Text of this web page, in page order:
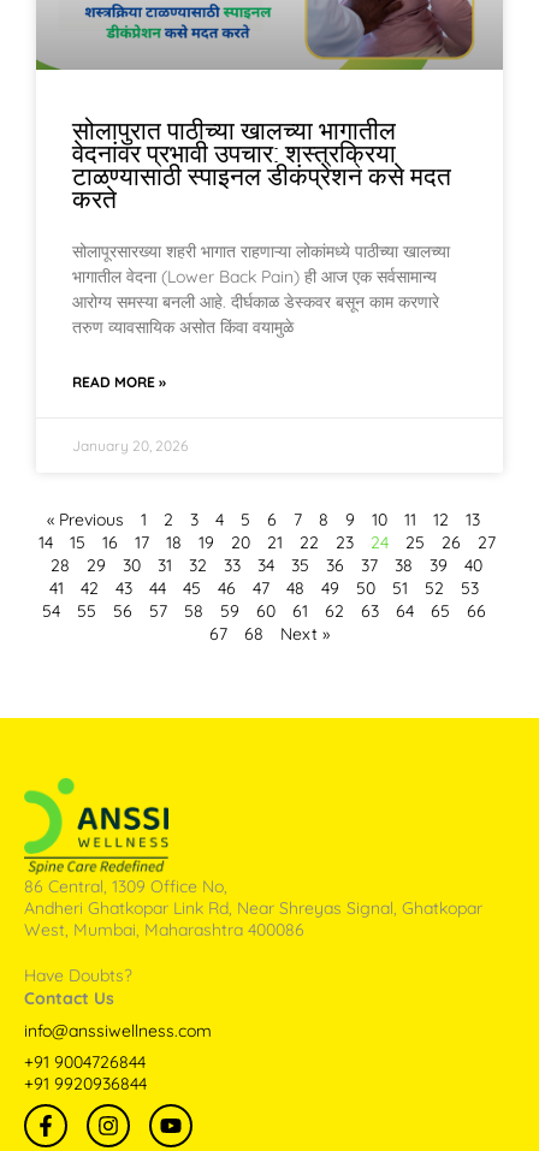
सोलापुरात पाठीच्या खालच्या भागातील
वेदनांवर प्रभावी उपचार: शस्त्रक्रिया
टाळण्यासाठी स्पाइनल डीकंप्रेशन कसे मदत
करते
सोलापूरसारख्या शहरी भागात राहणाऱ्या लोकांमध्ये पाठीच्या खालच्या
भागातील वेदना (Lower Back Pain) ही आज एक सर्वसामान्य
आरोग्य समस्या बनली आहे. दीर्घकाळ डेस्कवर बसून काम करणारे
तरुण व्यावसायिक असोत किंवा वयामुळे
READ MORE »
January 20, 2026
« Previous 1 2 3 4 5 6 7 8 9 10 11 12
13
14
15 16 17 18 19 20 21 22 23 24 25 26
27
28
29 30 31 32 33 34 35 36 37 38 39
40
41
42 43 44 45 46 47 48 49 50 51 52
53
54
55 56 57 58 59 60 61 62 63 64 65
66
67
68 Next »
86 Central, 1309 Office No,
Andheri Ghatkopar Link Rd, Near Shreyas Signal, Ghatkopar
West, Mumbai, Maharashtra 400086
Have Doubts?
Contact Us
info@anssiwellness.com
+91 9004726844
+91 9920936844
F
a
I
n
Y
o